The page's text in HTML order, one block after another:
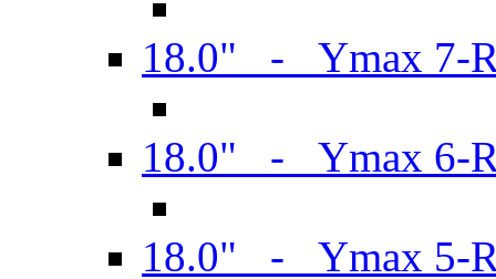
18.0" - Ymax 7-
18.0" - Ymax 6-
18.0" - Ymax 5-